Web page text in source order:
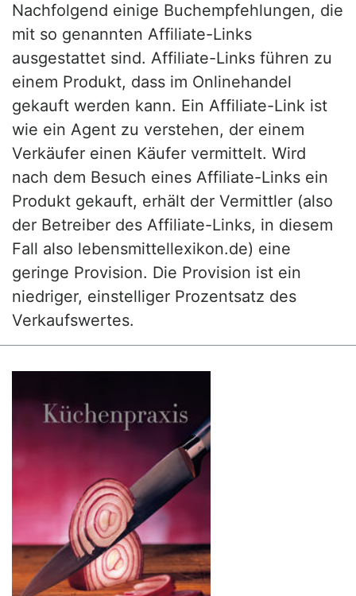
Nachfolgend einige Buchempfehlungen, die
mit so genannten Affiliate-Links
ausgestattet sind. Affiliate-Links führen zu
einem Produkt, dass im Onlinehandel
gekauft werden kann. Ein Affiliate-Link ist
wie ein Agent zu verstehen, der einem
Verkäufer einen Käufer vermittelt. Wird
nach dem Besuch eines Affiliate-Links ein
Produkt gekauft, erhält der Vermittler (also
der Betreiber des Affiliate-Links, in diesem
Fall also lebensmittellexikon.de) eine
geringe Provision. Die Provision ist ein
niedriger, einstelliger Prozentsatz des
Verkaufswertes.